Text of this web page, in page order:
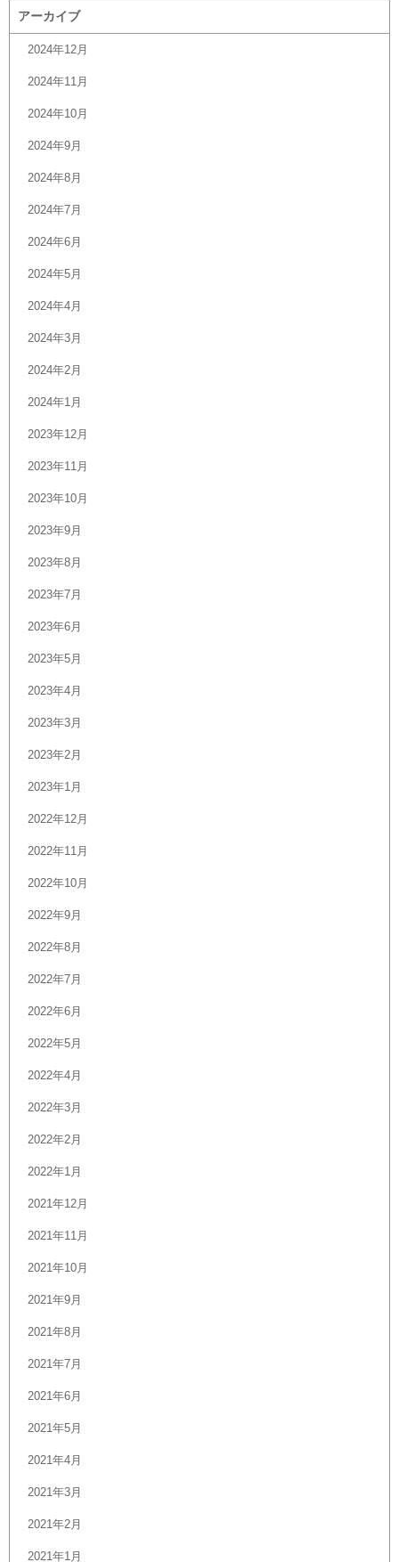
アーカイブ
2024年12月
2024年11月
2024年10月
2024年9月
2024年8月
2024年7月
2024年6月
2024年5月
2024年4月
2024年3月
2024年2月
2024年1月
2023年12月
2023年11月
2023年10月
2023年9月
2023年8月
2023年7月
2023年6月
2023年5月
2023年4月
2023年3月
2023年2月
2023年1月
2022年12月
2022年11月
2022年10月
2022年9月
2022年8月
2022年7月
2022年6月
2022年5月
2022年4月
2022年3月
2022年2月
2022年1月
2021年12月
2021年11月
2021年10月
2021年9月
2021年8月
2021年7月
2021年6月
2021年5月
2021年4月
2021年3月
2021年2月
2021年1月